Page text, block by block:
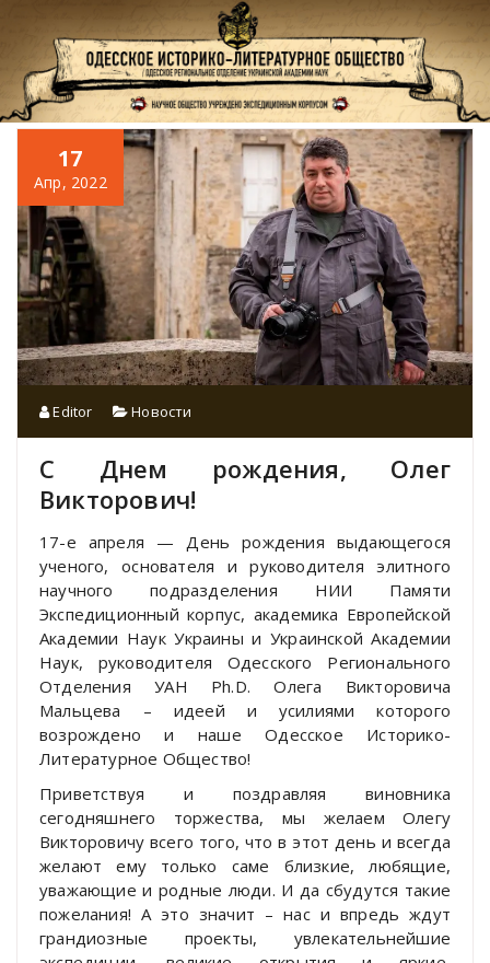
содержимому
17
Апр, 2022
Editor Новости
С Днем рождения, Олег
Викторович!
17-е апреля — День рождения выдающегося
ученого, основателя и руководителя элитного
научного подразделения НИИ Памяти
Экспедиционный корпус, академика Европейской
Академии Наук Украины и Украинской Академии
Наук, руководителя Одесского Регионального
Отделения УАН Ph.D. Олега Викторовича
Мальцева – идеей и усилиями которого
возрождено и наше Одесское Историко-
Литературное Общество!
Приветствуя и поздравляя виновника
сегодняшнего торжества, мы желаем Олегу
Викторовичу всего того, что в этот день и всегда
желают ему только саме близкие, любящие,
уважающие и родные люди. И да сбудутся такие
пожелания! А это значит – нас и впредь ждут
грандиозные проекты, увлекательнейшие